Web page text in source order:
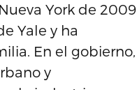
York de 2009
Yale y ha
En el gobierno,
y